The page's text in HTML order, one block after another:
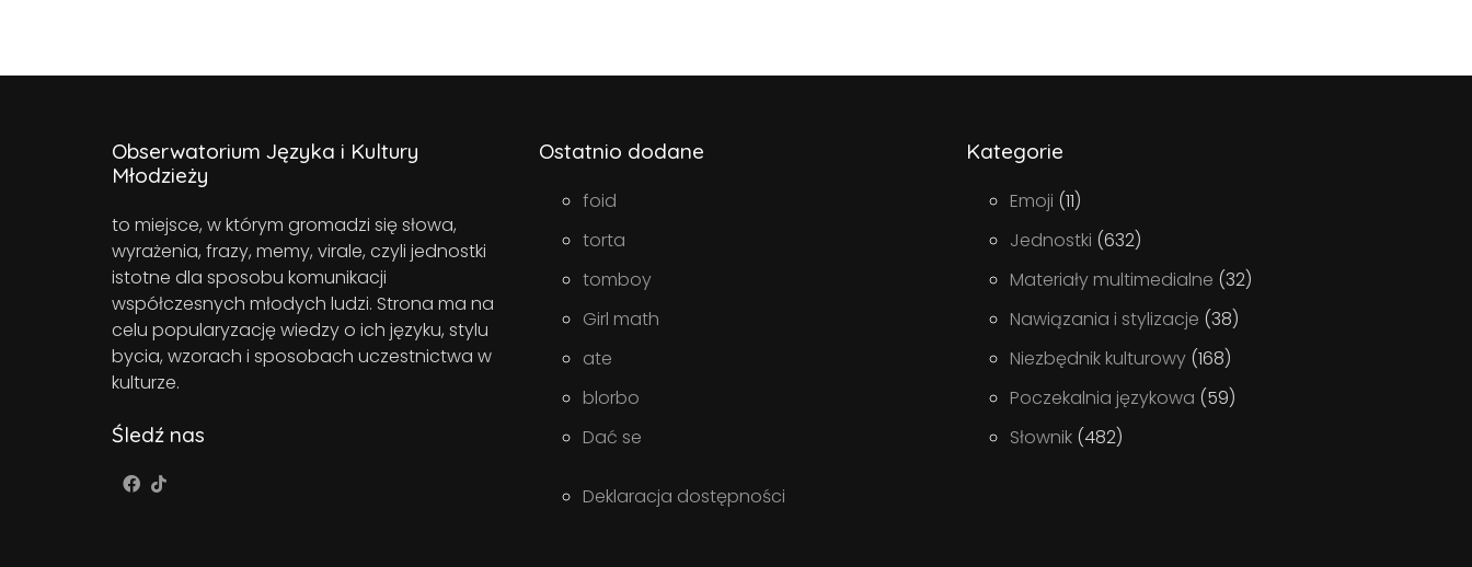
Obserwatorium Języka i Kultury
Młodzieży
to miejsce, w którym gromadzi się słowa,
wyrażenia, frazy, memy, virale, czyli jednostki
istotne dla sposobu komunikacji
współczesnych młodych ludzi. Strona ma na
celu popularyzację wiedzy o ich języku, stylu
bycia, wzorach i sposobach uczestnictwa w
kulturze.
Śledź nas
Ostatnio dodane
foid
torta
tomboy
Girl math
ate
blorbo
Dać se
Deklaracja dostępności
Kategorie
Emoji (11)
Jednostki (632)
Materiały multimedialne (32)
Nawiązania i stylizacje (38)
Niezbędnik kulturowy (168)
Poczekalnia językowa (59)
Słownik (482)